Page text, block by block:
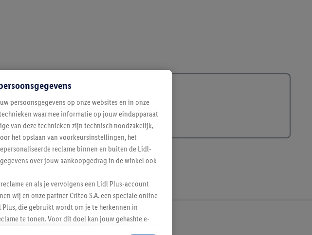
persoonsgegevens op onze websites en in onze
waarmee informatie op jouw eindapparaat
van deze technieken zijn technisch noodzakelijk,
het opslaan van voorkeursinstellingen, het
reclame binnen en buiten de Lidl-
over jouw aankoopgedrag in de winkel ook
en als je vervolgens een Lidl Plus-account
wij en onze partner Criteo S.A. een speciale online
die gebruikt wordt om je te herkennen in
te tonen. Voor dit doel kan jouw gehashte e-